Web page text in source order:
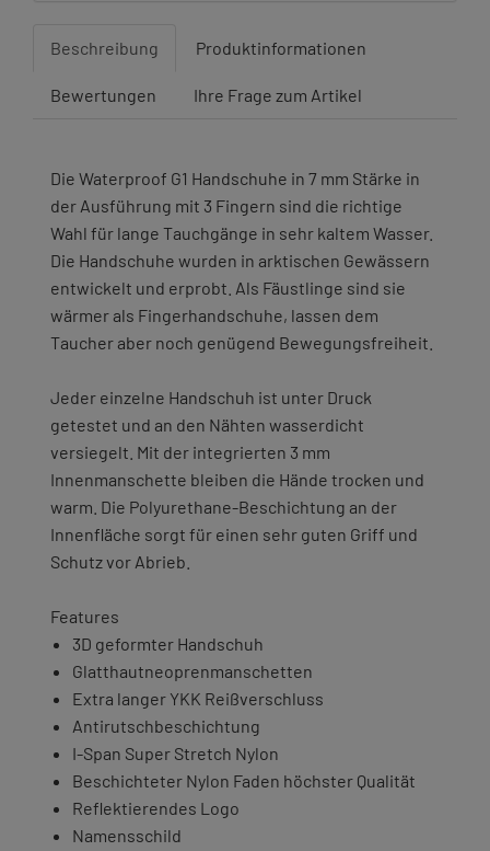
Beschreibung Produktinformationen
Bewertungen Ihre Frage zum Artikel
Die Waterproof G1 Handschuhe in 7 mm Stärke in
der Ausführung mit 3 Fingern sind die richtige
Wahl für lange Tauchgänge in sehr kaltem Wasser.
Die Handschuhe wurden in arktischen Gewässern
entwickelt und erprobt. Als Fäustlinge sind sie
wärmer als Fingerhandschuhe, lassen dem
Taucher aber noch genügend Bewegungsfreiheit.
Jeder einzelne Handschuh ist unter Druck
getestet und an den Nähten wasserdicht
versiegelt. Mit der integrierten 3 mm
Innenmanschette bleiben die Hände trocken und
warm. Die Polyurethane-Beschichtung an der
Innenfläche sorgt für einen sehr guten Griff und
Schutz vor Abrieb.
Features
3D geformter Handschuh
Glatthautneoprenmanschetten
Extra langer YKK Reißverschluss
Antirutschbeschichtung
I-Span Super Stretch Nylon
Beschichteter Nylon Faden höchster Qualität
Reflektierendes Logo
Namensschild